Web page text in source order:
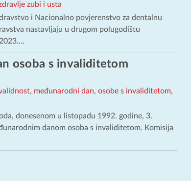
zubi i usta
i Nacionalno povjerenstvo za dentalnu
nastavljaju u drugom polugodištu
osoba s invaliditetom
, međunarodni dan, osobe s invaliditetom,
donesenom u listopadu 1992. godine, 3.
danom osoba s invaliditetom. Komisija